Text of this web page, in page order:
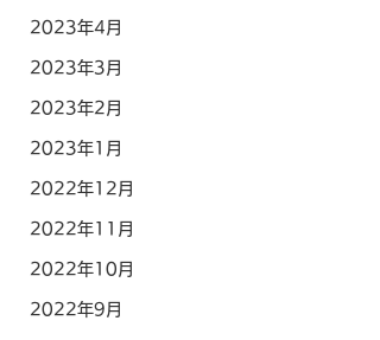
2023年4月
2023年3月
2023年2月
2023年1月
2022年12月
2022年11月
2022年10月
2022年9月